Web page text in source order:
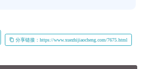
分享链接：https://www.xuezhijiaocheng.com/7675.html